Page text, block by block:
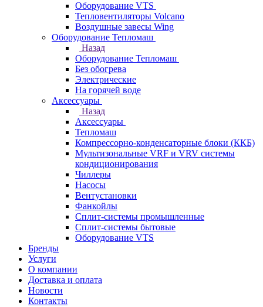
Оборудование VTS
Тепловентиляторы Volcano
Воздушные завесы Wing
Оборудование Тепломаш
Назад
Оборудование Тепломаш
Без обогрева
Электрические
На горячей воде
Аксессуары
Назад
Аксессуары
Тепломаш
Компрессорно-конденсаторные блоки (ККБ)
Мультизональные VRF и VRV системы
кондиционирования
Чиллеры
Насосы
Вентустановки
Фанкойлы
Сплит-системы промышленные
Сплит-системы бытовые
Оборудование VTS
Бренды
Услуги
О компании
Доставка и оплата
Новости
Контакты